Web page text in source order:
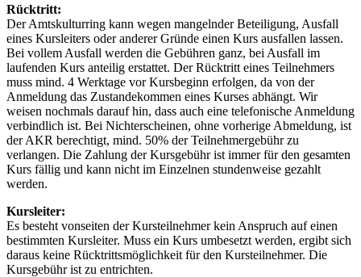
Rücktritt:
Der Amtskulturring kann wegen mangelnder Beteiligung, Ausfall
eines Kursleiters oder anderer Gründe einen Kurs ausfallen lassen.
Bei vollem Ausfall werden die Gebühren ganz, bei Ausfall im
laufenden Kurs anteilig erstattet. Der Rücktritt eines Teilnehmers
muss mind. 4 Werktage vor Kursbeginn erfolgen, da von der
Anmeldung das Zustandekommen eines Kurses abhängt. Wir
weisen nochmals darauf hin, dass auch eine telefonische Anmeldung
verbindlich ist. Bei Nichterscheinen, ohne vorherige Abmeldung, ist
der AKR berechtigt, mind. 50% der Teilnehmergebühr zu
verlangen. Die Zahlung der Kursgebühr ist immer für den gesamten
Kurs fällig und kann nicht im Einzelnen stundenweise gezahlt
werden.
Kursleiter:
Es besteht vonseiten der Kursteilnehmer kein Anspruch auf einen
bestimmten Kursleiter. Muss ein Kurs umbesetzt werden, ergibt sich
daraus keine Rücktrittsmöglichkeit für den Kursteilnehmer. Die
Kursgebühr ist zu entrichten.